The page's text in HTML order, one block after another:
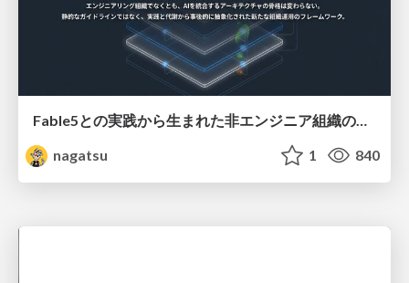
nagatsu
1 840